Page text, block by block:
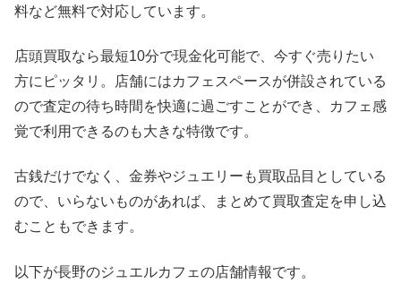
料など無料で対応しています。
店頭買取なら最短10分で現金化可能で、今すぐ売りたい
方にピッタリ。店舗にはカフェスペースが併設されている
ので査定の待ち時間を快適に過ごすことができ、カフェ感
覚で利用できるのも大きな特徴です。
古銭だけでなく、金券やジュエリーも買取品目としている
ので、いらないものがあれば、まとめて買取査定を申し込
むこともできます。
以下が長野のジュエルカフェの店舗情報です。